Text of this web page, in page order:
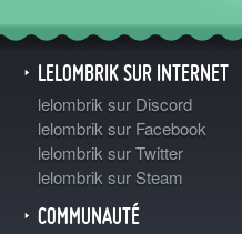
LELOMBRIK SUR INTERNET
lelombrik sur Discord
lelombrik sur Facebook
lelombrik sur Twitter
lelombrik sur Steam
COMMUNAUTÉ